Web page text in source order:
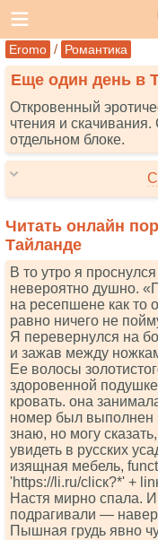
Eromo / Романтика
Еще один день в
Откровенный
чтения и
отдельном блоке.
Читать онлайн
Тайланде
В то утро я
невероятно душно.
на ресепшене как то
равно ничего не
Я перевернулся на
и зажав между
Ее волосы
здоровенной
кровать. она
номер был выполнен
знаю, но могу
увидеть в русских
изящная мебель,
'httрs://li.ru/сliск?*' +
Настя мирно спала.
подрагивали —
Пышная грудь явно